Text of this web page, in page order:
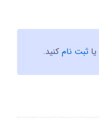
یا ثبت نامکنید.